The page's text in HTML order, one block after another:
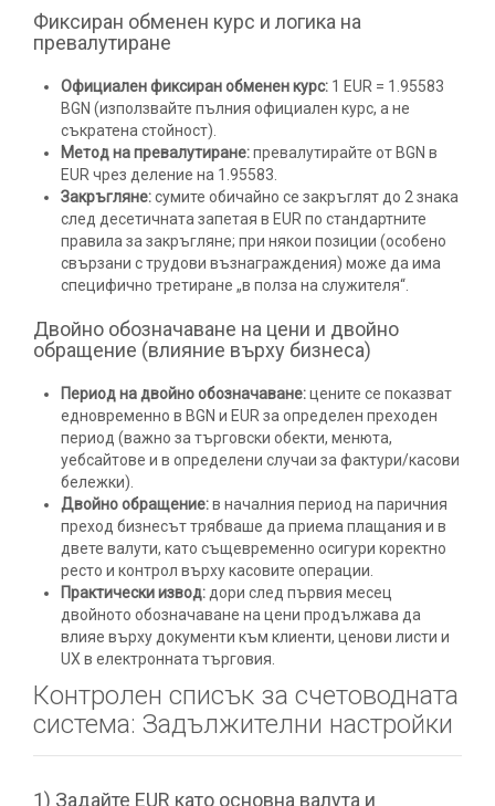
Фиксиран обменен курс и логика на
превалутиране
Официален фиксиран обменен курс: 1 EUR = 1.95583
BGN (използвайте пълния официален курс, а не
съкратена стойност).
Метод на превалутиране:превалутирайте от BGN в
EUR чрез деление на 1.95583.
Закръгляне:сумите обичайно се закръглят до 2 знака
след десетичната запетая в EUR по стандартните
правила за закръгляне; при някои позиции (особено
свързани с трудови възнаграждения) може да има
специфично третиране „в полза на служителя“.
Двойно обозначаване на цени и двойно
обращение (влияние върху бизнеса)
Период на двойно обозначаване:цените се показват
едновременно в BGN и EUR за определен преходен
период (важно за търговски обекти, менюта,
уебсайтове и в определени случаи за фактури/касови
бележки).
Двойно обращение:в началния период на паричния
преход бизнесът трябваше да приема плащания и в
двете валути, като същевременно осигури коректно
ресто и контрол върху касовите операции.
Практически извод:дори след първия месец
двойното обозначаване на цени продължава да
влияе върху документи към клиенти, ценови листи и
UX в електронната търговия.
Контролен списък за счетоводната
система: Задължителни настройки
1) Задайте EUR като основна валута и